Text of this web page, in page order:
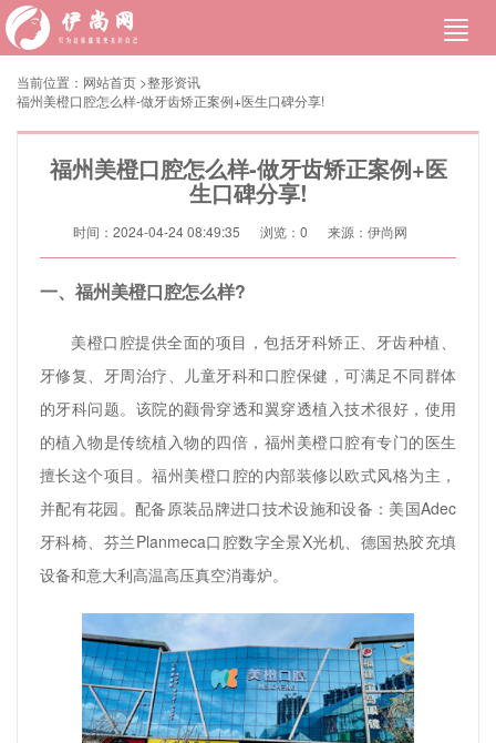
当前位置： 网站首页 >整形资讯
福州美橙口腔怎么样-做牙齿矫正案例+医生口碑分享!
福州美橙口腔怎么样-做牙齿矫正案例+医
生口碑分享!
时间：2024-04-24 08:49:35 浏览： 0 来源：伊尚网
一、福州美橙口腔怎么样?
美橙口腔提供全面的项目，包括牙科矫正、牙齿种植、
牙修复、牙周治疗、儿童牙科和口腔保健，可满足不同群体
的牙科问题。该院的颧骨穿透和翼穿透植入技术很好，使用
的植入物是传统植入物的四倍，福州美橙口腔有专门的医生
擅长这个项目。福州美橙口腔的内部装修以欧式风格为主，
并配有花园。配备原装品牌进口技术设施和设备：美国Adec
牙科椅、芬兰Planmeca口腔数字全景X光机、德国热胶充填
设备和意大利高温高压真空消毒炉。